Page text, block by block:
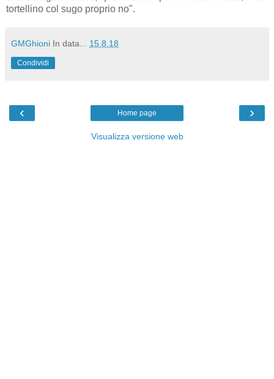
tortellino col sugo proprio no".
GMGhioni In data... 15.8.18
Condividi
‹ ›
Home page
Visualizza versione web